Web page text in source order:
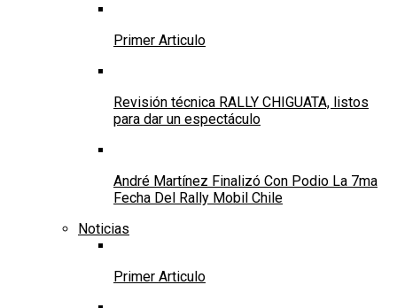
Primer Articulo
Revisión técnica RALLY CHIGUATA, listos
para dar un espectáculo
André Martínez Finalizó Con Podio La 7ma
Fecha Del Rally Mobil Chile
Noticias
Primer Articulo